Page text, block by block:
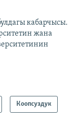
кабарчысы.
жана
Коопсуздук